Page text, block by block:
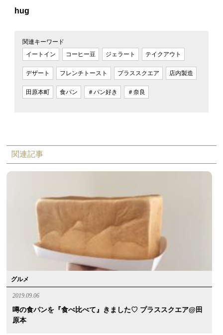
hug
関連キーワード
イートイン
コーヒー豆 ジェラート テイクアウト
デザート フレンチトースト プラススクエア 店内製造
田原本町 食パン ＃パン好き ＃奈良
関連記事
グルメ
2019.09.06
噂の食パンを『食べ比べて』きました♡ プラススクエア@田
原本